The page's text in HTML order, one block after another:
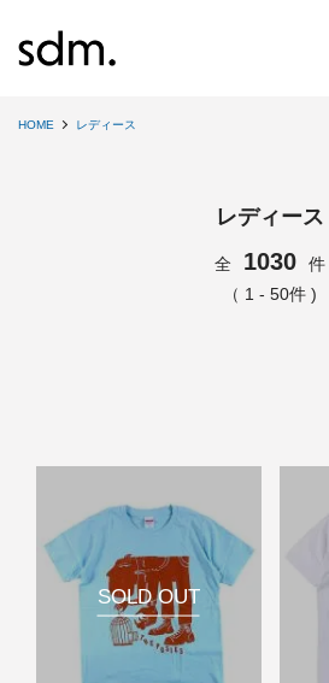
HOME レディース
レディース
全 1030
件
（ 1 - 50件 )
SOLD OUT